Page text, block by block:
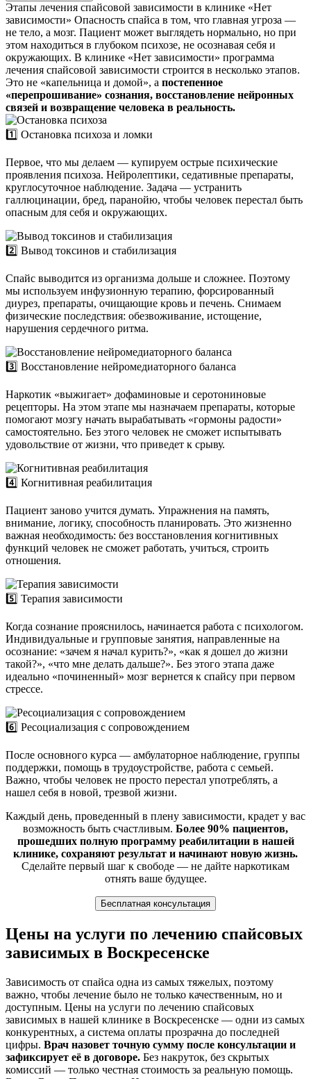
Этапы лечения спайсовой зависимости в клинике «Нет
зависимости» Опасность спайса в том, что главная угроза —
не тело, а мозг. Пациент может выглядеть нормально, но при
этом находиться в глубоком психозе, не осознавая себя и
окружающих. В клинике «Нет зависимости» программа
лечения спайсовой зависимости строится в несколько этапов.
Это не «капельница и домой», а постепенное
«перепрошивание» сознания, восстановление нейронных
связей и возвращение человека в реальность.
1️⃣ Остановка психоза и ломки
Первое, что мы делаем — купируем острые психические
проявления психоза. Нейролептики, седативные препараты,
круглосуточное наблюдение. Задача — устранить
галлюцинации, бред, паранойю, чтобы человек перестал быть
опасным для себя и окружающих.
2️⃣ Вывод токсинов и стабилизация
Спайс выводится из организма дольше и сложнее. Поэтому
мы используем инфузионную терапию, форсированный
диурез, препараты, очищающие кровь и печень. Снимаем
физические последствия: обезвоживание, истощение,
нарушения сердечного ритма.
3️⃣ Восстановление нейромедиаторного баланса
Наркотик «выжигает» дофаминовые и серотониновые
рецепторы. На этом этапе мы назначаем препараты, которые
помогают мозгу начать вырабатывать «гормоны радости»
самостоятельно. Без этого человек не сможет испытывать
удовольствие от жизни, что приведет к срыву.
4️⃣ Когнитивная реабилитация
Пациент заново учится думать. Упражнения на память,
внимание, логику, способность планировать. Это жизненно
важная необходимость: без восстановления когнитивных
функций человек не сможет работать, учиться, строить
отношения.
5️⃣ Терапия зависимости
Когда сознание прояснилось, начинается работа с психологом.
Индивидуальные и групповые занятия, направленные на
осознание: «зачем я начал курить?», «как я дошел до жизни
такой?», «что мне делать дальше?». Без этого этапа даже
идеально «починенный» мозг вернется к спайсу при первом
стрессе.
6️⃣ Ресоциализация с сопровождением
После основного курса — амбулаторное наблюдение, группы
поддержки, помощь в трудоустройстве, работа с семьей.
Важно, чтобы человек не просто перестал употреблять, а
нашел себя в новой, трезвой жизни.
Каждый день, проведенный в плену зависимости, крадет у вас
возможность быть счастливым. Более 90% пациентов,
прошедших полную программу реабилитации в нашей
клинике, сохраняют результат и начинают новую жизнь.
Сделайте первый шаг к свободе — не дайте наркотикам
отнять ваше будущее.
Бесплатная консультация
Цены на услуги по лечению спайсовых
зависимых в Воскресенске
Зависимость от спайса одна из самых тяжелых, поэтому
важно, чтобы лечение было не только качественным, но и
доступным. Цены на услуги по лечению спайсовых
зависимых в нашей клинике в Воскресенске — одни из самых
конкурентных, а система оплаты прозрачна до последней
цифры. Врач назовет точную сумму после консультации и
зафиксирует её в договоре. Без накруток, без скрытых
комиссий — только честная стоимость за реальную помощь.